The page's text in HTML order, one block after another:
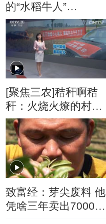
的“水稻牛人”
20180318
[聚焦三农]秸秆啊秸
秆：火烧火燎的村干
部
致富经：芽尖废料 他
凭啥三年卖出7000多